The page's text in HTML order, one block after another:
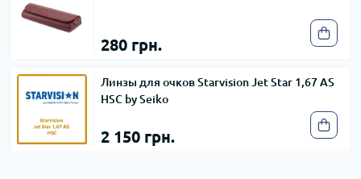
280 грн.
Линзы для очков Starvision Jet Star 1,67 AS
HSC by Seiko
2 150 грн.